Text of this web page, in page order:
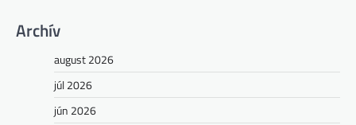
Archív
august 2026
júl 2026
jún 2026